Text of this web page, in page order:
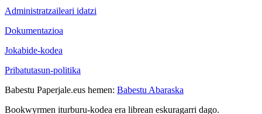
Administratzaileari idatzi
Dokumentazioa
Jokabide-kodea
Pribatutasun-politika
Babestu Paperjale.eus hemen: Babestu Abaraska
Bookwyrmen iturburu-kodea era librean eskuragarri dago.